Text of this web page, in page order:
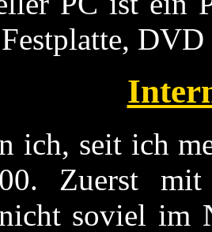
ich, seit ich
Zuerst
soviel im